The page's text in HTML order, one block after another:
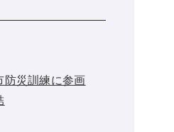
防災訓練に参画